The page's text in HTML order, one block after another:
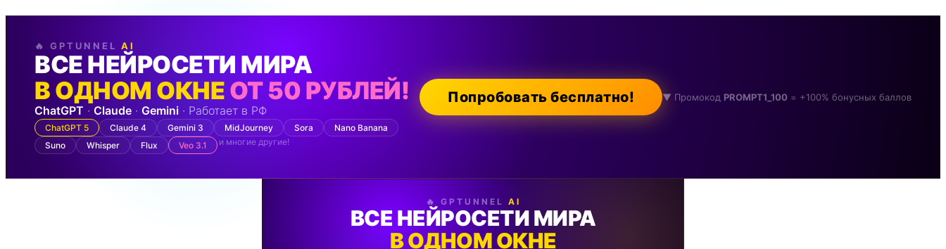
🔥 GPTUNNEL AI
ВСЕ НЕЙРОСЕТИ МИРА
В ОДНОМ ОКНЕОТ 50 РУБЛЕЙ!
ChatGPT · Claude · Gemini · Работает в РФ
ChatGPT 5 Claude 4 Gemini 3 MidJourney Sora
Nano Banana
Suno
Whisper Flux Veo 3.1 и многие другие!
Попробовать бесплатно! ▼ Промокод PROMPT1_100 = +100% бонусных баллов
🔥 GPTUNNEL AI
ВСЕ НЕЙРОСЕТИ МИРА
В ОДНОМ ОКНЕ